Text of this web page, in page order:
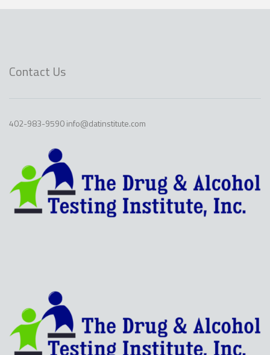
Contact Us
402-983-9590 info@datinstitute.com